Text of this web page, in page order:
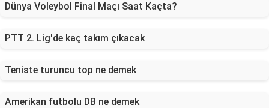
Dünya Voleybol Final Maçı Saat Kaçta?
PTT 2. Lig'de kaç takım çıkacak
Teniste turuncu top ne demek
Amerikan futbolu DB ne demek